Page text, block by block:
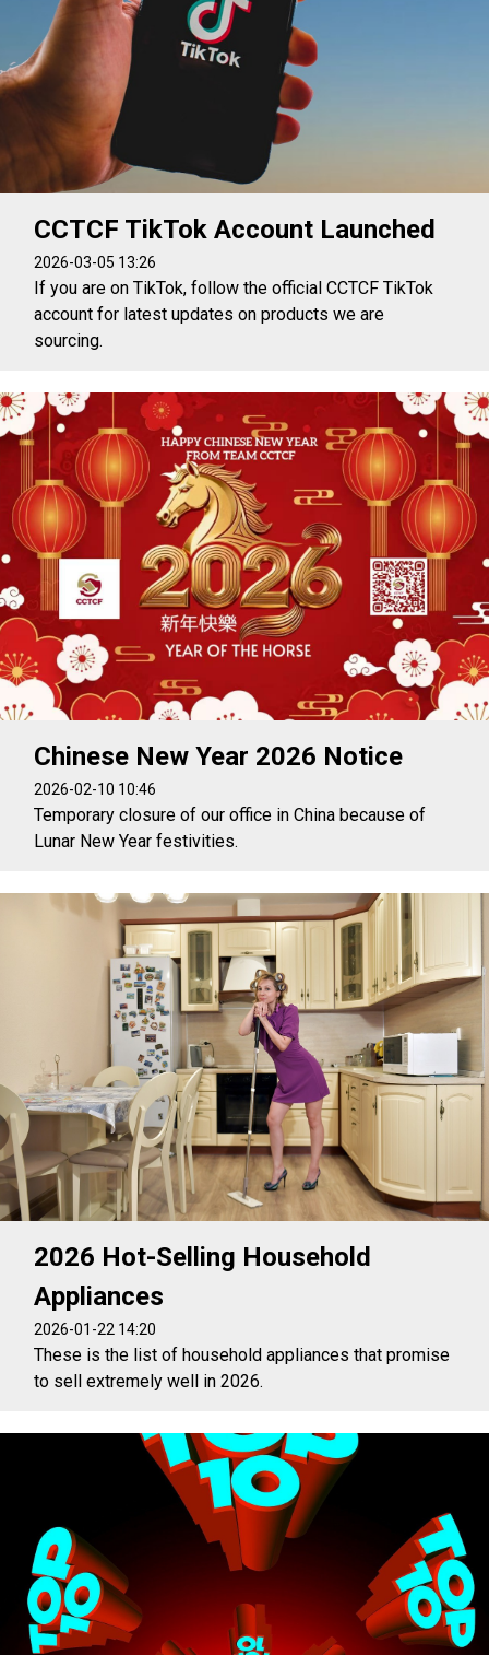
CCTCF TikTok Account Launched
2026-03-05 13:26
If you are on TikTok, follow the official CCTCF TikTok
account for latest updates on products we are
sourcing.
Chinese New Year 2026 Notice
2026-02-10 10:46
Temporary closure of our office in China because of
Lunar New Year festivities.
2026 Hot-Selling Household
Appliances
2026-01-22 14:20
These is the list of household appliances that promise
to sell extremely well in 2026.